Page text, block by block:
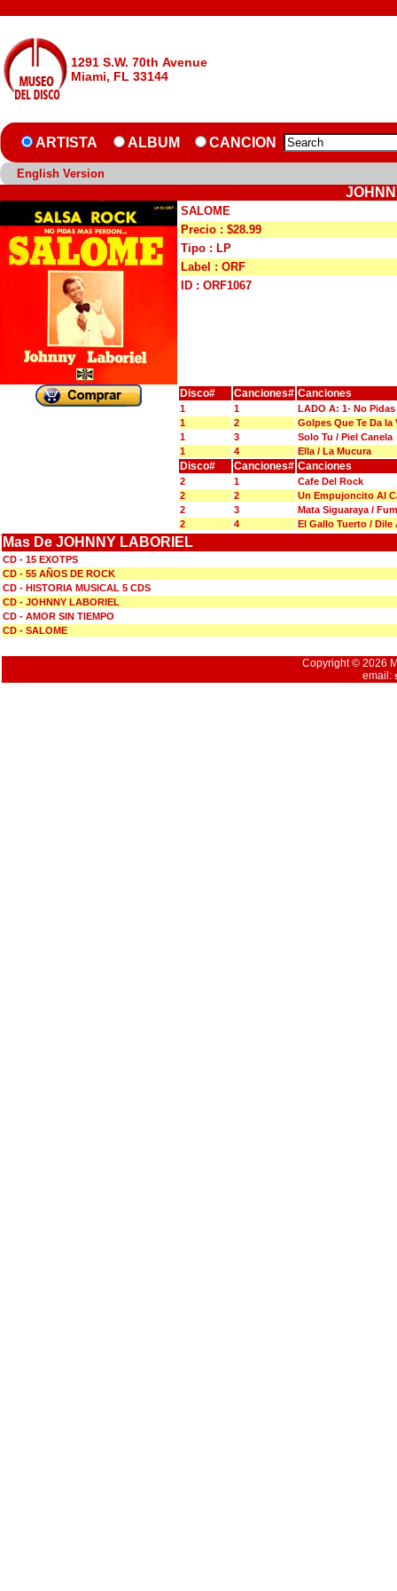
1291 S.W. 70th Avenue
Miami, FL 33144
ARTISTA ALBUM CANCION
English Version
SALOME
Precio : $28.99
Tipo : LP
Label : ORF
ID : ORF1067
Disco# Canciones# Canciones
1 1
LADO A: 1- No
1
2
Golpes Que Te Da la
1
3
Solo Tu / Piel Canela
1
4 Ella / La Mucura
Disco# Canciones# Canciones
2 1
Cafe Del Rock
2
2
Un Empujoncito Al
2
3
Mata Siguaraya /
2
4 El Gallo Tuerto / Dile
Mas De JOHNNY LABORIEL
CD - 15 EXOTPS
CD - 55 AÑOS DE ROCK
CD - HISTORIA MUSICAL 5 CDS
CD - JOHNNY LABORIEL
CD - AMOR SIN TIEMPO
CD - SALOME
Copyright © 2026
email: